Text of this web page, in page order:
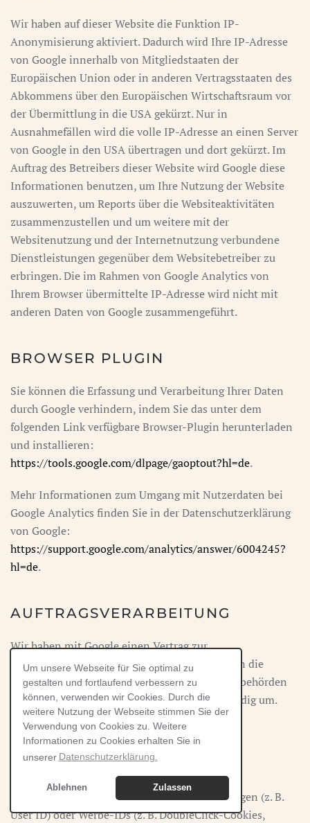
Um unsere Webseite für Sie optimal zu
gestalten und fortlaufend verbessern zu
können, verwenden wir Cookies. Durch die
weitere Nutzung der Webseite stimmen Sie der
Verwendung von Cookies zu. Weitere
Informationen zu Cookies erhalten Sie in
unserer Datenschutzerklärung.
Ablehnen Zulassen
Wir haben auf dieser Website die Funktion IP-
Anonymisierung aktiviert. Dadurch wird Ihre IP-Adresse
von Google innerhalb von Mitgliedstaaten der
Europäischen Union oder in anderen Vertragsstaaten des
Abkommens über den Europäischen Wirtschaftsraum vor
der Übermittlung in die USA gekürzt. Nur in
Ausnahmefällen wird die volle IP-Adresse an einen Server
von Google in den USA übertragen und dort gekürzt. Im
Auftrag des Betreibers dieser Website wird Google diese
Informationen benutzen, um Ihre Nutzung der Website
auszuwerten, um Reports über die Websiteaktivitäten
zusammenzustellen und um weitere mit der
Websitenutzung und der Internetnutzung verbundene
Dienstleistungen gegenüber dem Websitebetreiber zu
erbringen. Die im Rahmen von Google Analytics von
Ihrem Browser übermittelte IP-Adresse wird nicht mit
anderen Daten von Google zusammengeführt.
BROWSER PLUGIN
Sie können die Erfassung und Verarbeitung Ihrer Daten
durch Google verhindern, indem Sie das unter dem
folgenden Link verfügbare Browser-Plugin herunterladen
und installieren:
https://tools.google.com/dlpage/gaoptout?hl=de.
Mehr Informationen zum Umgang mit Nutzerdaten bei
Google Analytics finden Sie in der Datenschutzerklärung
von Google:
https://support.google.com/analytics/answer/6004245?
hl=de.
AUFTRAGSVERARBEITUNG
Wir haben mit Google einen Vertrag zur
Auftragsverarbeitung abgeschlossen und setzen die
strengen Vorgaben der deutschen Datenschutzbehörden
bei der Nutzung von Google Analytics vollständig um.
SPEICHERDAUER
Bei Google gespeicherte Daten auf Nutzer- und
Ereignisebene, die mit Cookies, Nutzerkennungen (z. B.
User ID) oder Werbe-IDs (z. B. DoubleClick-Cookies,